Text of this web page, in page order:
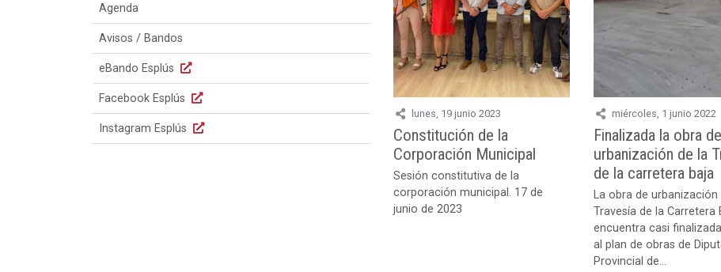
Agenda
Avisos / Bandos
eBando Esplús
Facebook Esplús
Instagram Esplús
lunes, 19 junio 2023
Constitución de la
Corporación Municipal
Sesión constitutiva de la
corporación municipal. 17 de
junio de 2023
miércoles, 1 junio 2022
Finalizada la obra de
urbanización de la
de la carretera baja
La obra de urbanización
Travesía de la Carretera
encuentra casi
al plan de obras de
Provincial de...